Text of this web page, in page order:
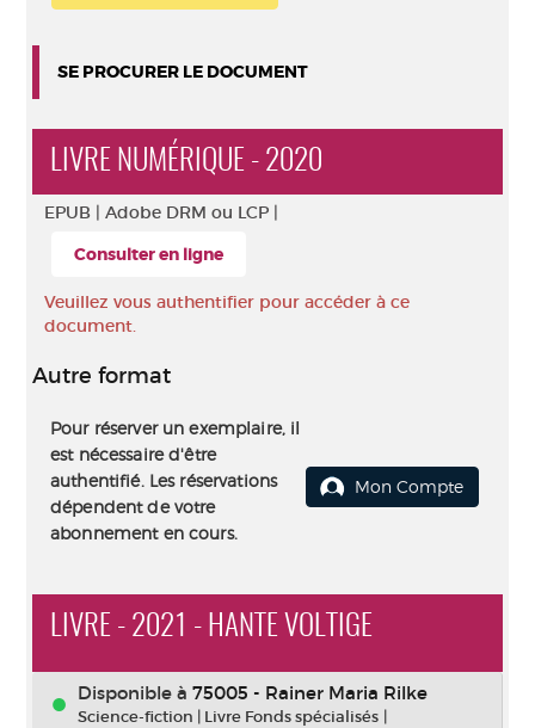
SE PROCURER LE DOCUMENT
LIVRE NUMÉRIQUE - 2020
EPUB | Adobe DRM ou LCP |
Consulter en ligne
Veuillez vous authentifier pour accéder à ce
document.
Autre format
Pour réserver un exemplaire, il
est nécessaire d'être
authentifié. Les réservations
dépendent de votre
abonnement en cours.
Mon Compte
LIVRE - 2021 - HANTE VOLTIGE
Disponible à 75005 - Rainer Maria Rilke
Science-fiction | Livre Fonds spécialisés |